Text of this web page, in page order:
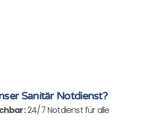
Sanitär Notdienst?
24/7 Notdienst für alle